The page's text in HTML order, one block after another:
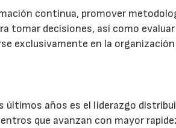
continua, promover
tomar decisiones, así como
exclusivamente en la
últimos años es el liderazgo
que avanzan con mayor